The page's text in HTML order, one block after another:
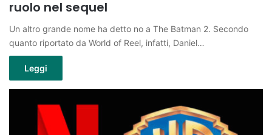
ruolo nel sequel
Un altro grande nome ha detto no a The Batman 2. Secondo
quanto riportato da World of Reel, infatti, Daniel…
Leggi